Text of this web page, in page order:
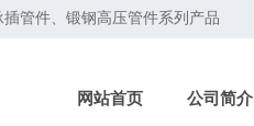
管件、锻钢高压管件系列产品
网站首页 公司简介